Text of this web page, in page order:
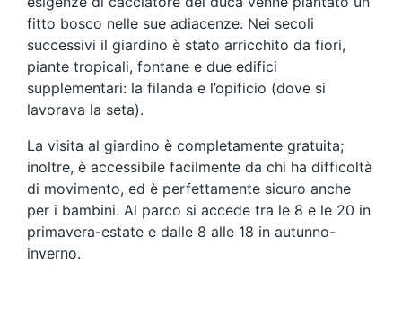
fitto bosco nelle sue adiacenze. Nei secoli
successivi il giardino è stato arricchito da fiori,
piante tropicali, fontane e due edifici
supplementari: la filanda e l’opificio (dove si
lavorava la seta).
La visita al giardino è completamente gratuita;
inoltre, è accessibile facilmente da chi ha difficoltà
di movimento, ed è perfettamente sicuro anche
per i bambini. Al parco si accede tra le 8 e le 20 in
primavera-estate e dalle 8 alle 18 in autunno-
inverno.